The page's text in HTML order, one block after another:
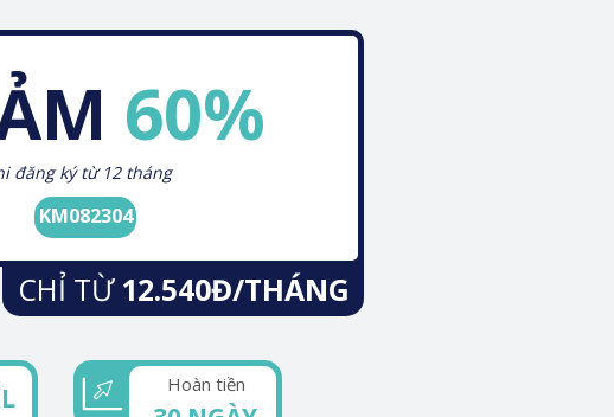
Hoàn tiền
CHỈ TỪ12.540Đ/THÁNG
KM082304
60%
đăng ký từ 12 tháng